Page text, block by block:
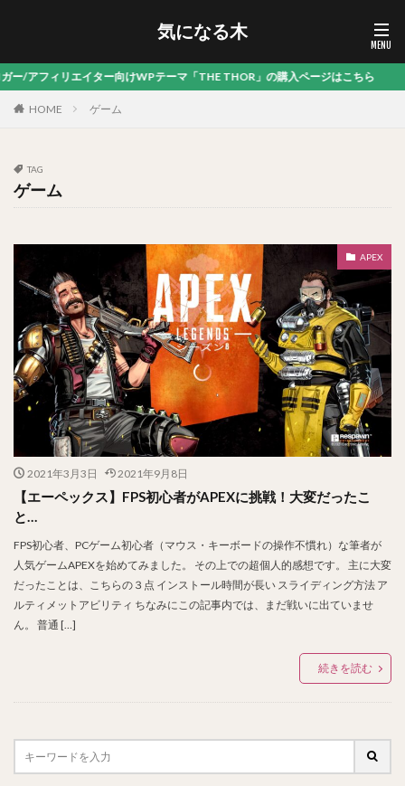
気になる木
/アフィリエイター向けWPテーマ「THE THOR」の購入ページはこちら
HOME ゲーム
TAG
ゲーム
APEX
2021年3月3日 2021年9月8日
【エーペックス】FPS初心者がAPEXに挑戦！大変だったこ
と…
FPS初心者、PCゲーム初心者（マウス・キーボードの操作不慣れ）な筆者が
人気ゲームAPEXを始めてみました。 その上での超個人的感想です。 主に大変
だったことは、こちらの３点 インストール時間が長い スライディング方法 ア
ルティメットアビリティ ちなみにこの記事内では、まだ戦いに出ていませ
ん。 普通 […]
続きを読む